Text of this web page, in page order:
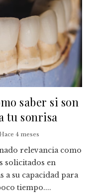
saber si son
tu sonrisa
4 meses
relevancia como
solicitados en
a su capacidad para
tiempo....